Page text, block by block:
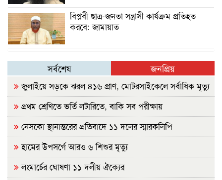
বিপ্লবী ছাত্র-জনতা সন্ত্রাসী কার্যক্রম প্রতিহত
করবে: জামায়াত
সর্বশেষ জনপ্রিয়
জুলাইয়ে সড়কে ঝরল ৪১৬ প্রাণ, মোটরসাইকেলে সর্বাধিক মৃত্যু
প্রথম শ্রেণিতে ভর্তি লটারিতে, বাকি সব পরীক্ষায়
নেসকো স্থানান্তরের প্রতিবাদে ১১ দলের স্মারকলিপি
হামের উপসর্গে আরও ৬ শিশুর মৃত্যু
লংমার্চের ঘোষণা ১১ দলীয় ঐক্যের